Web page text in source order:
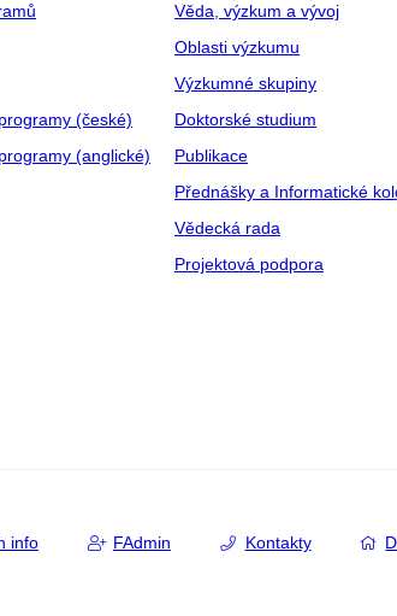
(české)
(anglické)
Věda, výzkum a vývoj
Oblasti výzkumu
Výzkumné skupiny
Doktorské studium
Publikace
Přednášky a Informatické
Vědecká rada
Projektová podpora
info FAdmin Kontakty